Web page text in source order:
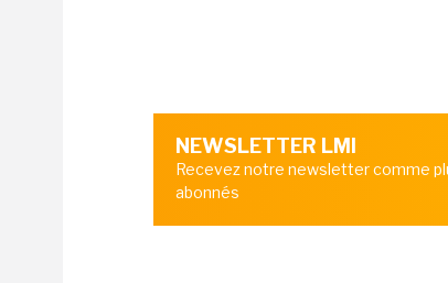
NEWSLETTER LMI
Recevez notre newsletter comme
abonnés